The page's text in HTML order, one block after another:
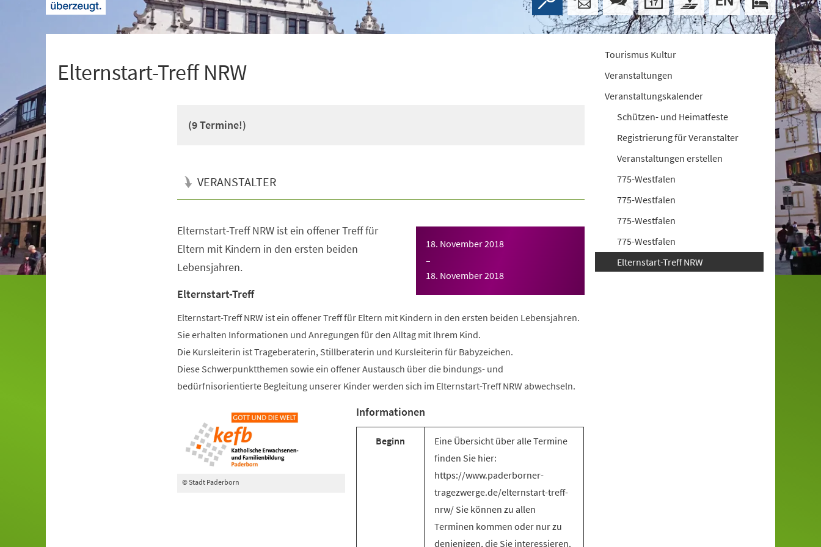
Elternstart-Treff NRW
(9 Termine!)
VERANSTALTER
18. November 2018
–
18. November 2018
Elternstart-Treff NRW ist ein offener Treff für
Eltern mit Kindern in den ersten beiden
Lebensjahren.
Elternstart-Treff
Elternstart-Treff NRW ist ein offener Treff für Eltern mit Kindern in den ersten beiden Lebensjahren.
Sie erhalten Informationen und Anregungen für den Alltag mit Ihrem Kind.
Die Kursleiterin ist Trageberaterin, Stillberaterin und Kursleiterin für Babyzeichen.
Diese Schwerpunktthemen sowie ein offener Austausch über die bindungs- und
bedürfnisorientierte Begleitung unserer Kinder werden sich im Elternstart-Treff NRW abwechseln.
© Stadt Paderborn
Informationen
Beginn
Eine Übersicht über alle Termine
finden Sie hier:
https://www.paderborner-
tragezwerge.de/elternstart-treff-
nrw/ Sie können zu allen
Terminen kommen oder nur zu
denjenigen, die Sie interessieren.
Tourismus Kultur
Veranstaltungen
Veranstaltungskalender
Schützen- und Heimatfeste
Registrierung für Veranstalter
Veranstaltungen erstellen
775-Westfalen
775-Westfalen
775-Westfalen
775-Westfalen
Elternstart-Treff NRW